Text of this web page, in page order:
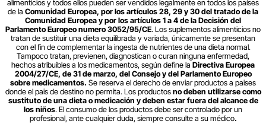
alimenticios y todos ellos pueden ser vendidos legalmente en todos los países
de la Comunidad Europea, por los artículos 28, 29 y 30 del tratado de la
Comunidad Europea y por los artículos 1 a 4 de la Decisión del
Parlamento Europeo numero 3052/95/CE. Los suplementos alimenticios no
tratan de sustituir una dieta equilibrada y variada, únicamente se presentan
con el fin de complementar la ingesta de nutrientes de una dieta normal.
Tampoco tratan, previenen, diagnostican o curan ninguna enfermedad,
hechos atribuibles a los medicamentos, según define la Directiva Europea
2004/27/CE, de 31 de marzo, del Consejo y del Parlamento Europeo
sobre medicamentos. Se reserva el derecho de enviar productos a paises
donde el pais de destino no permita. Los productos no deben utilizarse como
sustituto de una dieta o medicación y deben estar fuera del alcance de
los niños. El consumo de los productos debe ser controlado por un
profesional, ante cualquier duda, siempre consulte a su médico.